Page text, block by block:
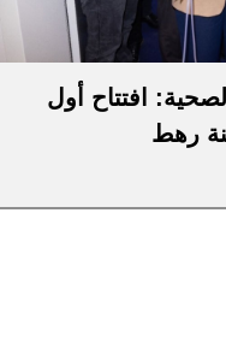
افتتاح أول
رهط